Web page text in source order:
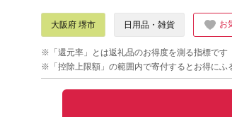
大阪府 堺市 日用品・雑貨 お
※「還元率」とは返礼品のお得度を測る指標です
※「控除上限額」の範囲内で寄付するとお得にふ